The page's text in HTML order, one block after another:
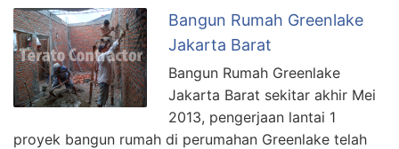
Bangun Rumah Greenlake
Jakarta Barat
Bangun Rumah Greenlake
Jakarta Barat sekitar akhir Mei
2013, pengerjaan lantai 1
proyek bangun rumah di perumahan Greenlake telah